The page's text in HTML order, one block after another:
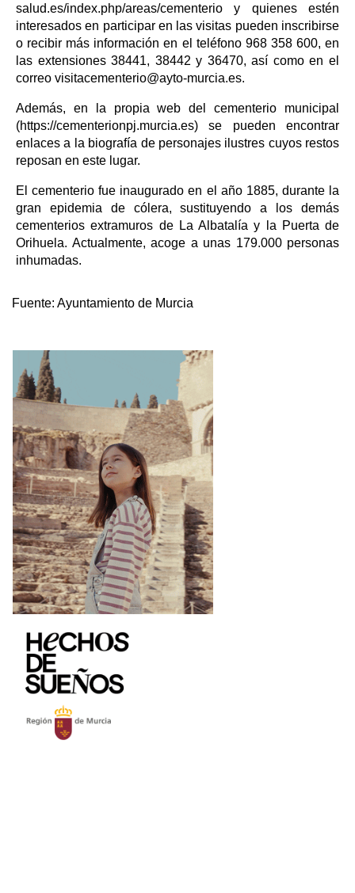
salud.es/index.php/areas/cementerio y quienes estén
interesados en participar en las visitas pueden inscribirse
o recibir más información en el teléfono 968 358 600, en
las extensiones 38441, 38442 y 36470, así como en el
correo visitacementerio@ayto-murcia.es.
Además, en la propia web del cementerio municipal
(https://cementerionpj.murcia.es) se pueden encontrar
enlaces a la biografía de personajes ilustres cuyos restos
reposan en este lugar.
El cementerio fue inaugurado en el año 1885, durante la
gran epidemia de cólera, sustituyendo a los demás
cementerios extramuros de La Albatalía y la Puerta de
Orihuela. Actualmente, acoge a unas 179.000 personas
inhumadas.
Fuente: Ayuntamiento de Murcia